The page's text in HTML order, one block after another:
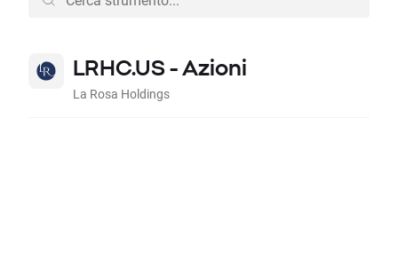
LRHC.US - Azioni
La Rosa Holdings